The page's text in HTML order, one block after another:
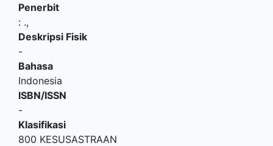
Penerbit
: .,
Deskripsi Fisik
-
Bahasa
Indonesia
ISBN/ISSN
-
Klasifikasi
800 KESUSASTRAAN